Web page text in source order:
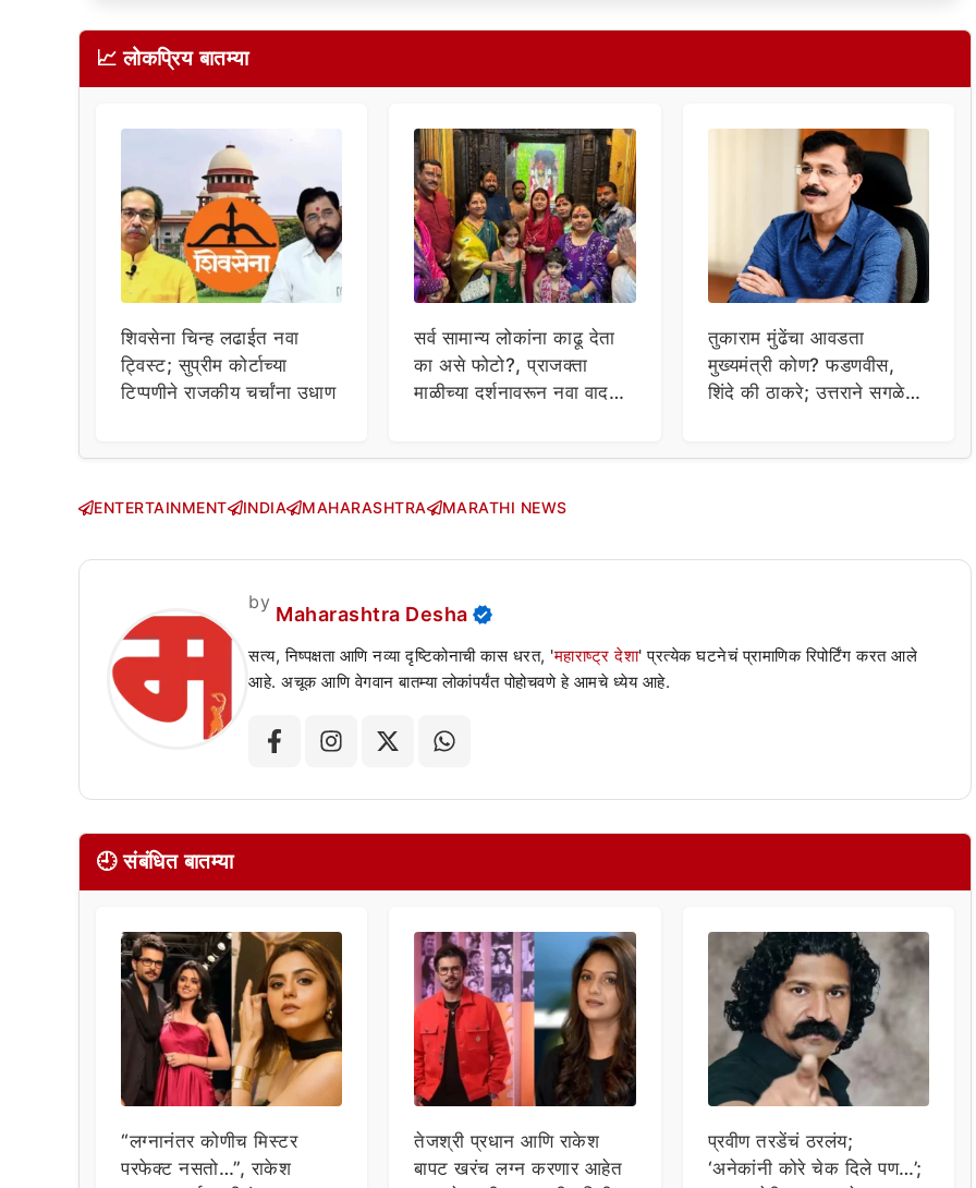
📈 लोकप्रिय बातम्या
शिवसेना चिन्ह लढाईत नवा
ट्विस्ट; सुप्रीम कोर्टाच्या
टिप्पणीने राजकीय चर्चांना उधाण
सर्व सामान्य लोकांना काढू देता
का असे फोटो?, प्राजक्ता
माळीच्या दर्शनावरून नवा वाद;
तुकाराम मुंढेंचा आवडता
मुख्यमंत्री कोण? फडणवीस,
शिंदे की ठाकरे; उत्तराने सगळेच
ENTERTAINMENT INDIA MAHARASHTRA MARATHI NEWS
by
Maharashtra Desha
सत्य, निष्पक्षता आणि नव्या दृष्टिकोनाची कास धरत, 'महाराष्ट्र देशा' प्रत्येक घटनेचं प्रामाणिक रिपोर्टिंग करत आले
आहे. अचूक आणि वेगवान बातम्या लोकांपर्यंत पोहोचवणे हे आमचे ध्येय आहे.
🕘 संबंधित बातम्या
“लग्नानंतर कोणीच मिस्टर
परफेक्ट नसतो…”, राकेश
तेजश्री प्रधान आणि राकेश
बापट खरंच लग्न करणार आहेत
प्रवीण तरडेंचं ठरलंय;
‘अनेकांनी कोरे चेक दिले पण…’;